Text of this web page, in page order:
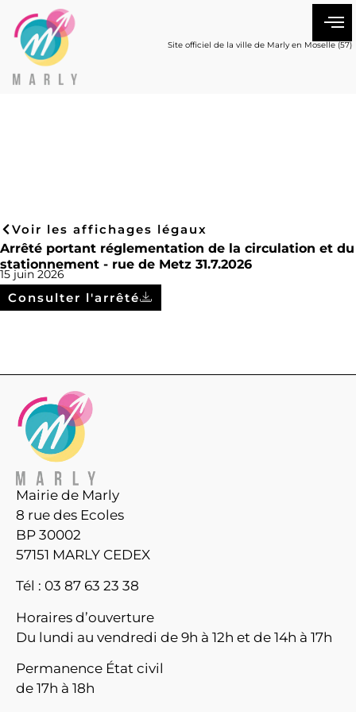
Site officiel de la ville de Marly en Moselle (57)
Voir les affichages légaux
Arrêté portant réglementation de la circulation et du
stationnement - rue de Metz 31.7.2026
15 juin 2026
Consulter l'arrêté
Mairie de Marly
8 rue des Ecoles
BP 30002
57151 MARLY CEDEX
Tél : 03 87 63 23 38
Horaires d’ouverture
Du lundi au vendredi de 9h à 12h et de 14h à 17h
Permanence État civil
de 17h à 18h